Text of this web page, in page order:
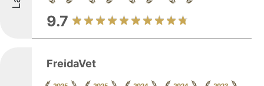
9.7
FreidaVet